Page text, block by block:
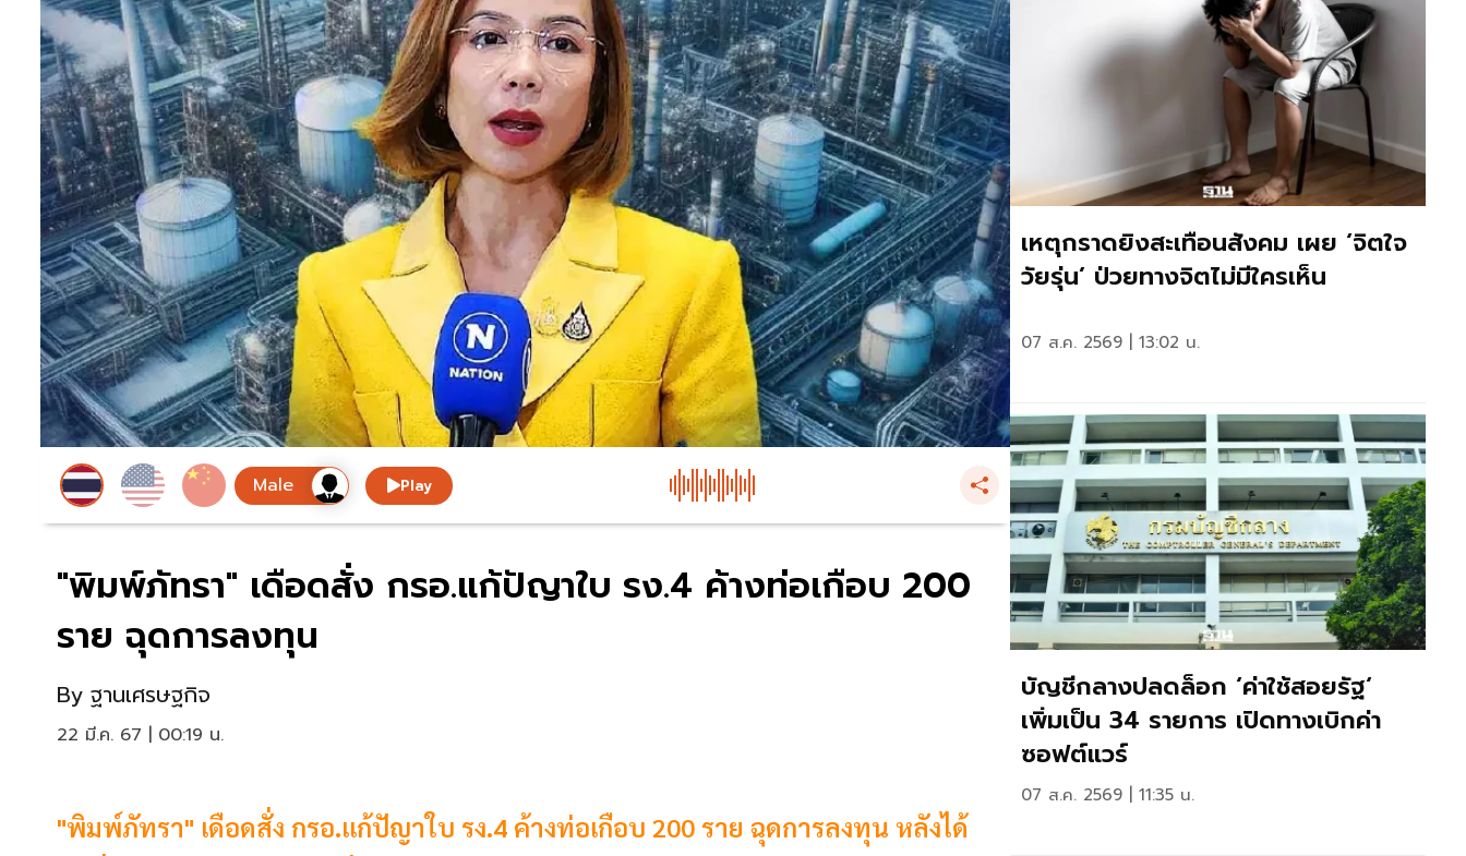
Play
"พิมพ์ภัทรา" เดือดสั่ง กรอ.แก้ปัญาใบ รง.4 ค้างท่อเกือบ 200
ราย ฉุดการลงทุน
By ฐานเศรษฐกิจ
22 มี.ค. 67 | 00:19 น.
"พิมพ์ภัทรา" เดือดสั่ง กรอ.แก้ปัญาใบ รง.4 ค้างท่อเกือบ 200 ราย ฉุดการลงทุน หลังได้
เหตุกราดยิงสะเทือนสังคม เผย ‘จิตใจ
วัยรุ่น’ ป่วยทางจิตไม่มีใครเห็น
07 ส.ค. 2569 | 13:02 น.
บัญชีกลางปลดล็อก ‘ค่าใช้สอยรัฐ‘
เพิ่มเป็น 34 รายการ เปิดทางเบิกค่า
ซอฟต์แวร์
07 ส.ค. 2569 | 11:35 น.